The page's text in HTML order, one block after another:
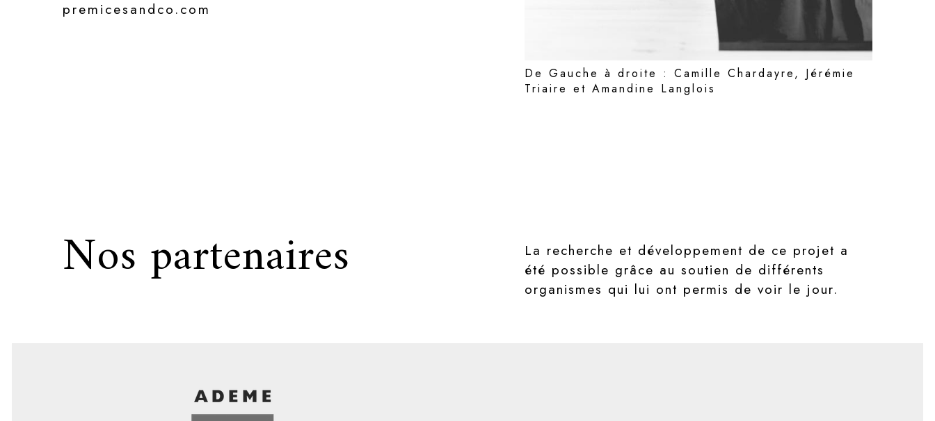
premicesandco.com
De Gauche à droite : Camille Chardayre, Jérémie
Triaire et Amandine Langlois
Nos partenaires
La recherche et développement de ce projet a
été possible grâce au soutien de différents
organismes qui lui ont permis de voir le jour.